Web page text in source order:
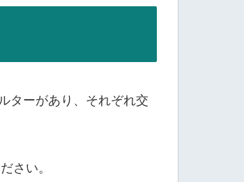
ターがあり、それぞれ交
さい。